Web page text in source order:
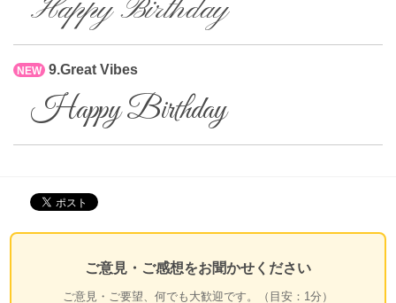
Happy Birthday
NEW 9.Great Vibes
Happy Birthday
ご意見・ご感想をお聞かせください
ご意見・ご要望、何でも大歓迎です。（目安：1分）